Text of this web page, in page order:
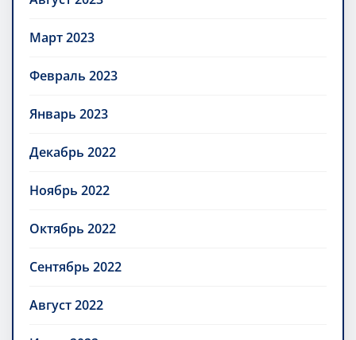
Март 2023
Февраль 2023
Январь 2023
Декабрь 2022
Ноябрь 2022
Октябрь 2022
Сентябрь 2022
Август 2022